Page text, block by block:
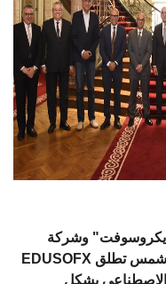
وشركة
EDUSOFX للحلول التعليمية الرقمية.. جامعة عين شمس تطلق
بشكل